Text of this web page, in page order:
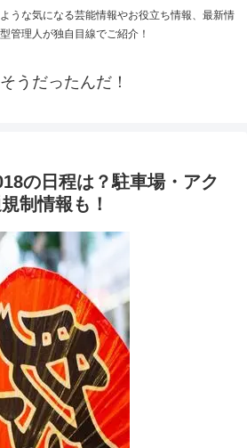
うな気になる芸能情報やお役立ち情報、最新情
管理人が独自目線でご紹介！
うだったんだ！
の日程は？駐車場・アク
制情報も！